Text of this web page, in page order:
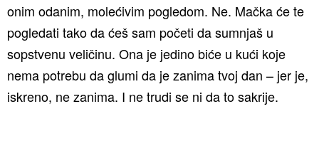
onim odanim, molećivim pogledom. Ne. Mačka će te
pogledati tako da ćeš sam početi da sumnjaš u
sopstvenu veličinu. Ona je jedino biće u kući koje
nema potrebu da glumi da je zanima tvoj dan – jer je,
iskreno, ne zanima. I ne trudi se ni da to sakrije.